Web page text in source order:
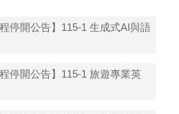
程停開公告】115-1 生成式AI與語
程停開公告】115-1 旅遊專業英